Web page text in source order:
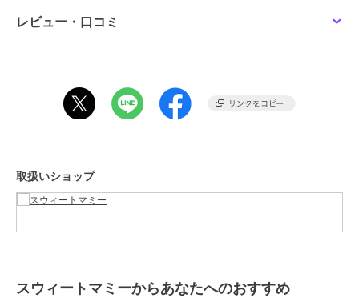
ママコートに見えない着痩せシルエット
◯ダッカー
両サイドのファスナーで取り付け簡単。
シーンを問わずスマートに授乳できる授乳服やおしゃれなマタニティ
ウェアを販売しています。
ームウェアも。
レビュー・口コミ
取扱いショップ
スウィートマミーからあなたへのおすすめ